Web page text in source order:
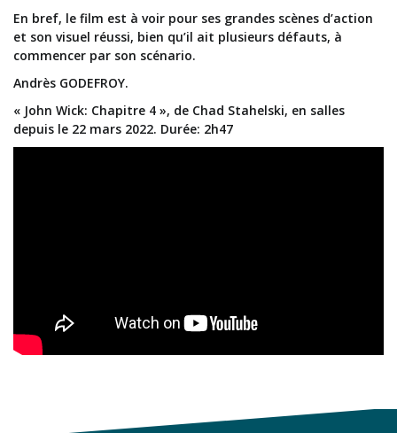
En bref, le film est à voir pour ses grandes scènes d’action
et son visuel réussi, bien qu’il ait plusieurs défauts, à
commencer par son scénario.
Andrès GODEFROY.
« John Wick: Chapitre 4 », de Chad Stahelski, en salles
depuis le 22 mars 2022. Durée: 2h47